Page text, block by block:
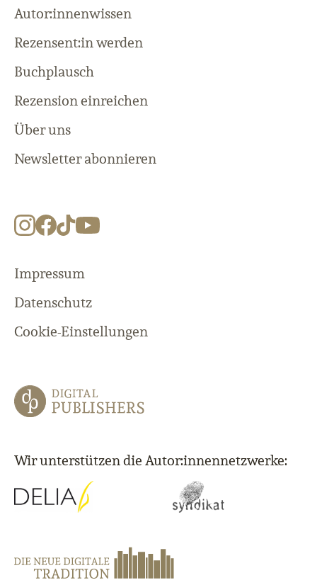
Autor:innenwissen
Rezensent:in werden
Buchplausch
Rezension einreichen
Über uns
Newsletter abonnieren
Impressum
Datenschutz
Cookie-Einstellungen
Wir unterstützen die Autor:innennetzwerke: